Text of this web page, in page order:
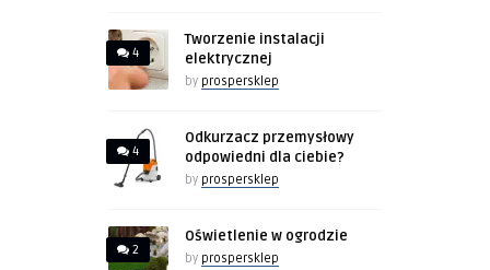
4
Tworzenie instalacji
elektrycznej
by prospersklep
4
Odkurzacz przemysłowy
odpowiedni dla ciebie?
by prospersklep
2
Oświetlenie w ogrodzie
by prospersklep